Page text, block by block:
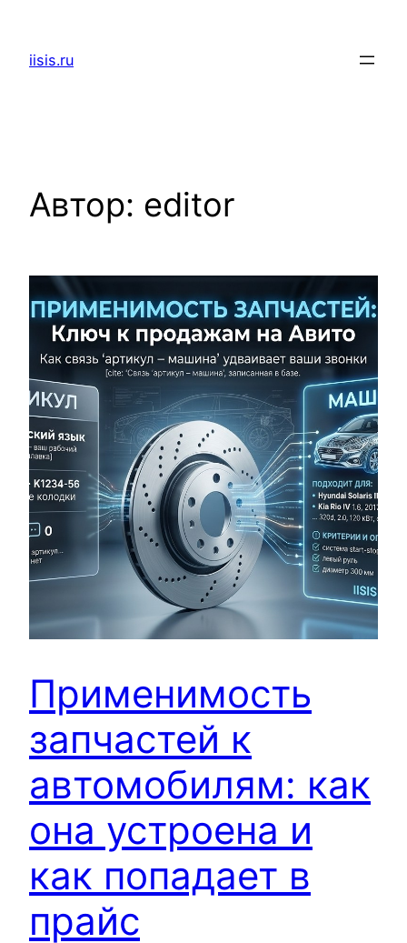
содержимому
iisis.ru
Автор: editor
Применимость
запчастей к
автомобилям: как
она устроена и
как попадает в
прайс